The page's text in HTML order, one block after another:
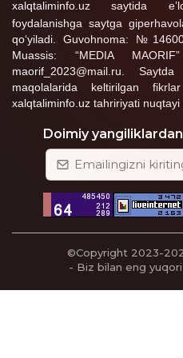
xalqtaliminfo.uz saytida
foydalanishga saytga
qo‘yiladi. Guvohnoma:
Muassis: “MEDIA
maorif_2023@mail.ru.
maqolalarida keltirilgan
xalqtaliminfo.uz tahririyati
Doimiy
©Copyright 2023-
- Biz bilan eng